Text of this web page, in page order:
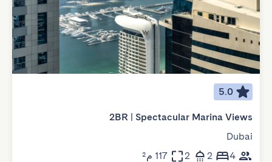
5.0
2BR | Spectacular Marina Views
Dubai
4
2
2 117 م²